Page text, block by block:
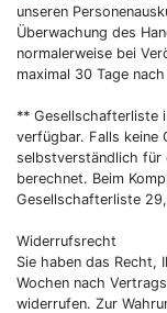
unseren
Überwachung des
normalerweise bei
maximal 30 Tage
** Gesellschafterliste
verfügbar. Falls
selbstverständlich für
berechnet. Beim
Gesellschafterliste
Widerrufsrecht
Sie haben das Recht,
Wochen nach
widerrufen. Zur